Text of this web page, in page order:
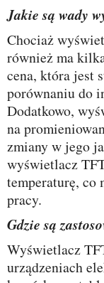
Jakie są wady
Chociaż wyświetlacz TFT oferuje wiele zalet, to
również ma
cena, która jest
porównaniu do
Dodatkowo,
na
zmiany w jego
wyświetlacz
temperaturę, co
pracy.
Gdzie są
Wyświetlacz TFT jest szeroko stosowany w wielu
urządzeniach